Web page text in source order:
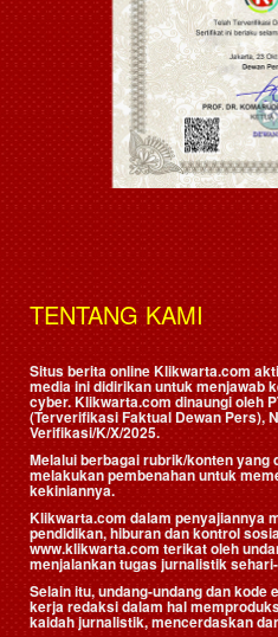
TENTANG KAMI
Situs berita online Klikwarta.com
media ini didirikan untuk menjawab
cyber. Klikwarta.com dinaungi oleh
(Terverifikasi Faktual Dewan Pers),
Verifikasi/K/X/2025.
Melalui berbagai rubrik/konten
melakukan pembenahan untuk
kekiniannya.
Klikwarta.com dalam penyajiannya
pendidikan, hiburan dan kontrol
www.klikwarta.com terikat oleh
menjalankan tugas jurnalistik
Selain itu, undang-undang dan kode
kerja redaksi dalam hal
kaidah jurnalistik, mencerdaskan